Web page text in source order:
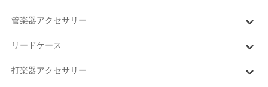
管楽器アクセサリー
リードケース
打楽器アクセサリー